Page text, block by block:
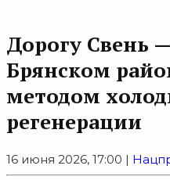
Дорогу Свень
Брянском
методом
регенерации
16 июня 2026, 17:00 |